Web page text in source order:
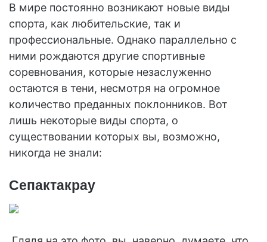
В мире постоянно возникают новые виды
спорта, как любительские, так и
профессиональные. Однако параллельно с
ними рождаются другие спортивные
соревнования, которые незаслуженно
остаются в тени, несмотря на огромное
количество преданных поклонников. Вот
лишь некоторые виды спорта, о
существовании которых вы, возможно,
никогда не знали:
Сепактакрау